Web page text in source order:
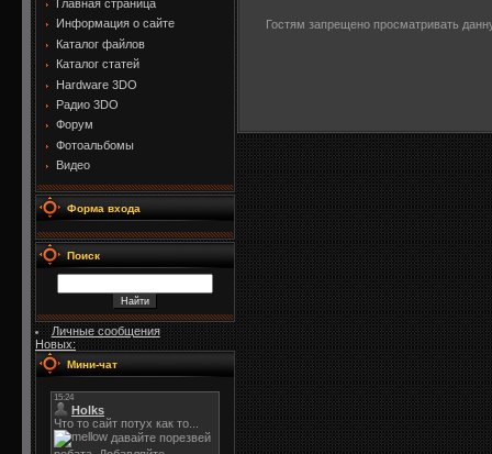
Главная страница
Информация о сайте
Каталог файлов
Каталог статей
Hardware 3DO
Радио 3DO
Форум
Фотоальбомы
Видео
Форма входа
Поиск
Личные сообщения
Новых:
Мини-чат
Гостям запрещено просматривать